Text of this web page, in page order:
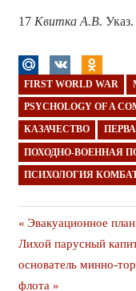
17 Квитка А.В.
FIRST WORLD WAR
PSYCHOLOGY OF A
КАЗАЧЕСТВО
ПОХОДНО-ВОЕННАЯ
ПСИХОЛОГИЯ
Навигация
по
Предыдущая
публикация
Эвакуационное
Следующая
публикация
Лихой парусный
основатель минно-
флота